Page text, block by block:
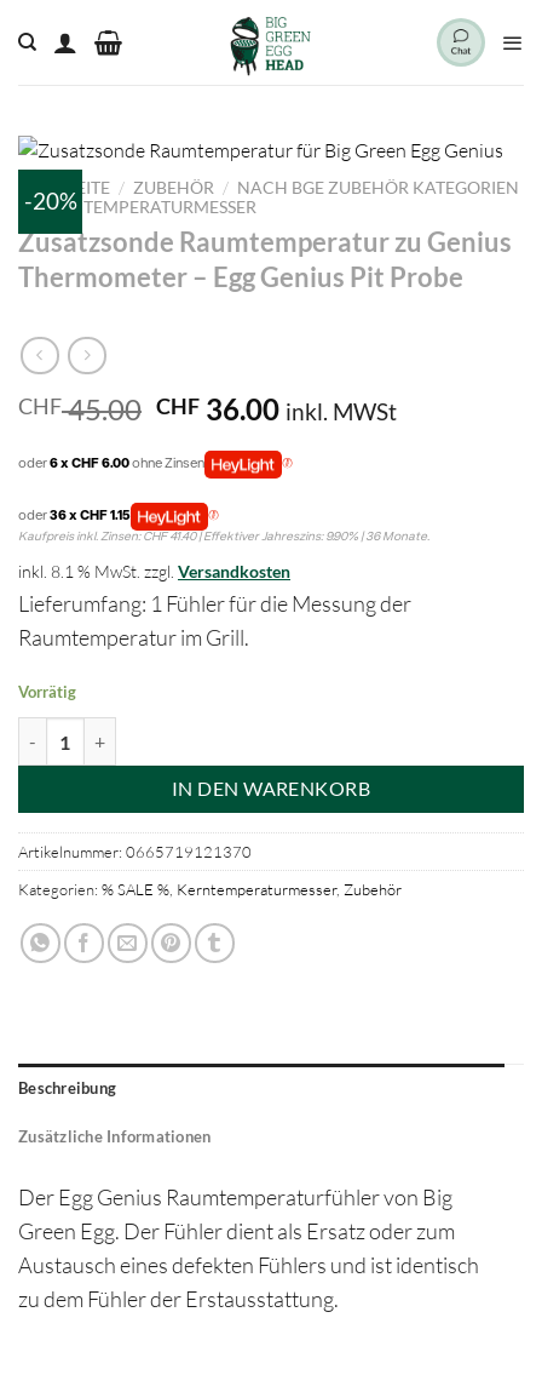
Inhalt
-20%
STARTSEITE / ZUBEHÖR / NACH BGE ZUBEHÖR KATEGORIEN
/ KERNTEMPERATURMESSER
Zusatzsonde Raumtemperatur zu Genius
Thermometer – Egg Genius Pit Probe
CHF45.00 Ursprünglicher
war:
CHF 45.00
CHF 36.00Aktueller
ist:
inkl. MWSt
oder6 x CHF 6.00ohne Zinsen
oder36 x CHF 1.15
Kaufpreis inkl. Zinsen: CHF 41.40 | Effektiver Jahreszins: 9.90% | 36 Monate.
inkl. 8.1 % MwSt. zzgl. Versandkosten
Lieferumfang: 1 Fühler für die Messung der
Raumtemperatur im Grill.
Vorrätig
IN DEN WARENKORB
Artikelnummer: 0665719121370
Kategorien: % SALE %, Kerntemperaturmesser, Zubehör
Beschreibung
Zusätzliche Informationen
Der Egg Genius Raumtemperaturfühler von Big
Green Egg. Der Fühler dient als Ersatz oder zum
Austausch eines defekten Fühlers und ist identisch
zu dem Fühler der Erstausstattung.